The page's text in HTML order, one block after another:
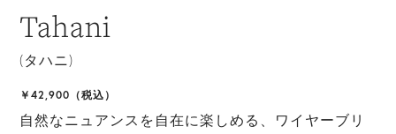
Tahani
(タハニ)
￥42,900（税込）
自然なニュアンスを自在に楽しめる、ワイヤーブリ